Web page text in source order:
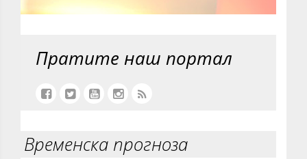
Пратите наш портал
Временска прогноза